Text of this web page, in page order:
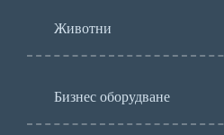
Животни
Бизнес оборудване